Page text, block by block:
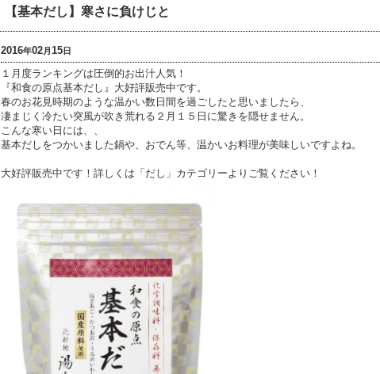
【基本だし】寒さに負けじと
2016年02月15日
１月度ランキングは圧倒的お出汁人気！
『和食の原点基本だし』大好評販売中です。
春のお花見時期のような温かい数日間を過ごしたと思いましたら、
凄まじく冷たい突風が吹き荒れる２月１５日に驚きを隠せません。
こんな寒い日には、、
基本だしをつかいました鍋や、おでん等、温かいお料理が美味しいですよね。
大好評販売中です！詳しくは「だし」カテゴリーよりご覧ください！